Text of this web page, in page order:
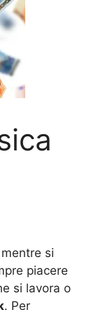
si
piacere
si lavora o
. Per